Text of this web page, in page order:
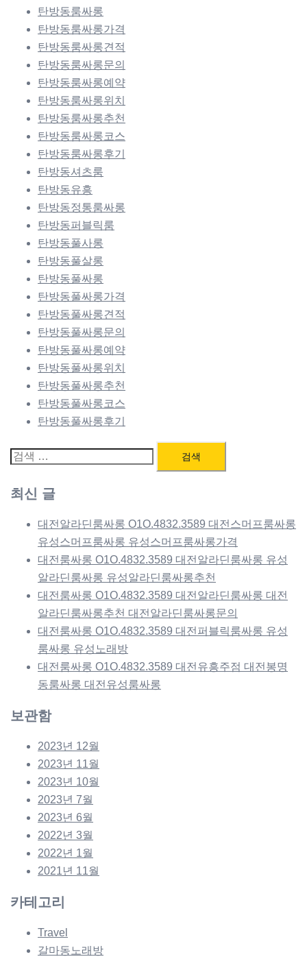
탄방동룸싸롱
탄방동룸싸롱가격
탄방동룸싸롱견적
탄방동룸싸롱문의
탄방동룸싸롱예약
탄방동룸싸롱위치
탄방동룸싸롱추천
탄방동룸싸롱코스
탄방동룸싸롱후기
탄방동셔츠룸
탄방동유흥
탄방동정통룸싸롱
탄방동퍼블릭룸
탄방동풀사롱
탄방동풀살롱
탄방동풀싸롱
탄방동풀싸롱가격
탄방동풀싸롱견적
탄방동풀싸롱문의
탄방동풀싸롱예약
탄방동풀싸롱위치
탄방동풀싸롱추천
탄방동풀싸롱코스
탄방동풀싸롱후기
검
최신 글
대전알라딘룸싸롱 O1O.4832.3589 대전스머프룸싸롱
유성스머프룸싸롱 유성스머프룸싸롱가격
대전룸싸롱 O1O.4832.3589 대전알라딘룸싸롱 유성
알라딘룸싸롱 유성알라딘룸싸롱추천
대전룸싸롱 O1O.4832.3589 대전알라딘룸싸롱 대전
알라딘룸싸롱추천 대전알라딘룸싸롱문의
대전룸싸롱 O1O.4832.3589 대전퍼블릭룸싸롱 유성
룸싸롱 유성노래방
대전룸싸롱 O1O.4832.3589 대전유흥주점 대전봉명
동룸싸롱 대전유성룸싸롱
보관함
2023년 12월
2023년 11월
2023년 10월
2023년 7월
2023년 6월
2022년 3월
2022년 1월
2021년 11월
카테고리
Travel
갈마동노래방